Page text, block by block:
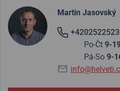
Martin Jasovský
Po-Čt 9-
Pá-So 9-